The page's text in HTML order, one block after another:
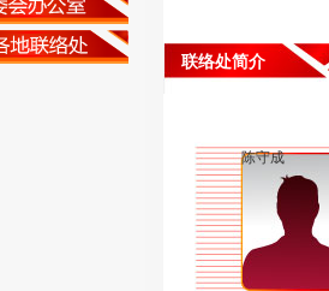
联络处简介
陈守成